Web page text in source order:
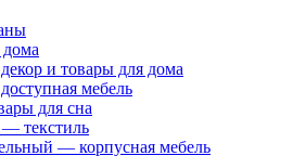
и товары для дома
мебель
для сна
— текстиль
— корпусная мебель